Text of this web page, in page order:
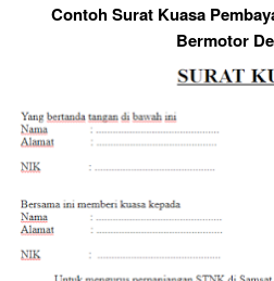
Contoh Surat Kuasa
Bermotor